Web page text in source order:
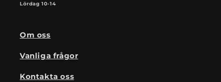
Lördag 10-14
Om oss
Vanliga frågor
Kontakta oss